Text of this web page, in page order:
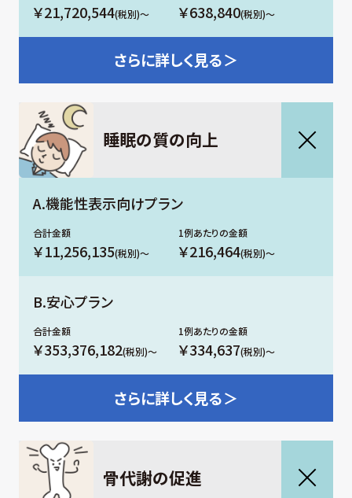
￥21,720,544(税別)～ ￥638,840(税別)～
さらに詳しく見る＞
睡眠の質の向上
A.機能性表示向けプラン
￥11,256,135(税別)～ ￥216,464(税別)～
B.安心プラン
￥353,376,182(税別)～ ￥334,637(税別)～
さらに詳しく見る＞
⾻代謝の促進